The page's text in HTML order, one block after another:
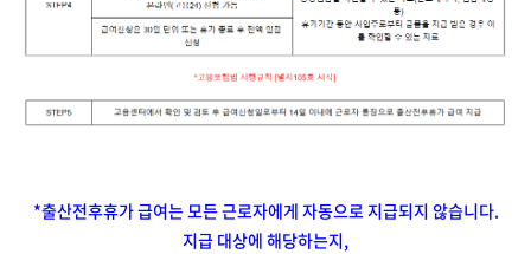
*출산전후휴가 급여는 모든 근로자에게 자동으로 지급되지 않습니다.
지급 대상에 해당하는지,